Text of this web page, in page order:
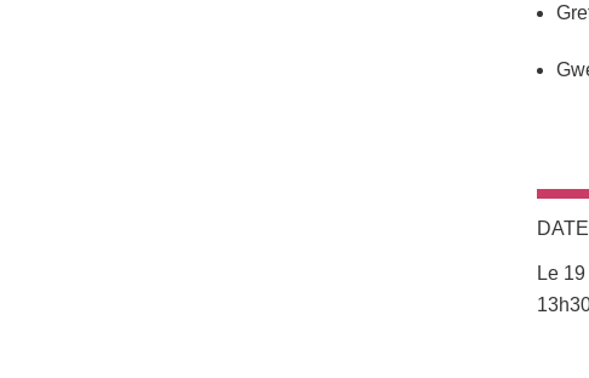
DATE
Le